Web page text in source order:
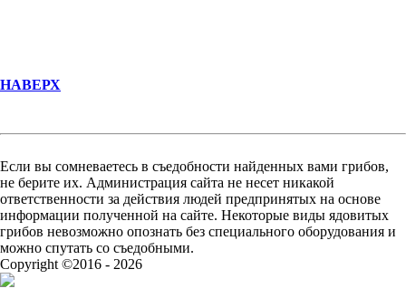
НАВЕРХ
Если вы сомневаетесь в съедобности найденных вами грибов,
не берите их. Администрация сайта не несет никакой
ответственности за действия людей предпринятых на основе
информации полученной на сайте. Некоторые виды ядовитых
грибов невозможно опознать без специального оборудования и
можно спутать со съедобными.
Copyright ©2016 - 2026